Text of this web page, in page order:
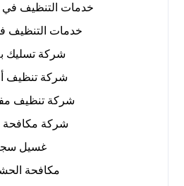
خدمات التنظيف في
خدمات التنظيف
شركة تسليك
شركة تنظيف
شركة تنظيف
شركة مكافحة
غسيل
مكافحة